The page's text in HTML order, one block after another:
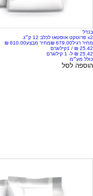
בנדל
x2 פרוטקט אוסטאו לכלב 12 ק״ג
מחיר רגיל
מחיר מבצע
/ 1קילוגרם
כולל מע״מ
הוספה לסל